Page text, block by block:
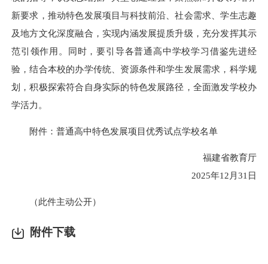
新要求，推动特色发展项目与科技前沿、社会需求、学生志趣
及地方文化深度融合，实现内涵发展提质升级，充分发挥其示
范引领作用。同时，要引导各普通高中学校学习借鉴先进经
验，结合本校的办学传统、资源条件和学生发展需求，科学规
划，积极探索符合自身实际的特色发展路径，全面激发学校办
学活力。
附件：普通高中特色发展项目优秀试点学校名单
福建省教育厅
2025年12月31日
（此件主动公开）
附件下载